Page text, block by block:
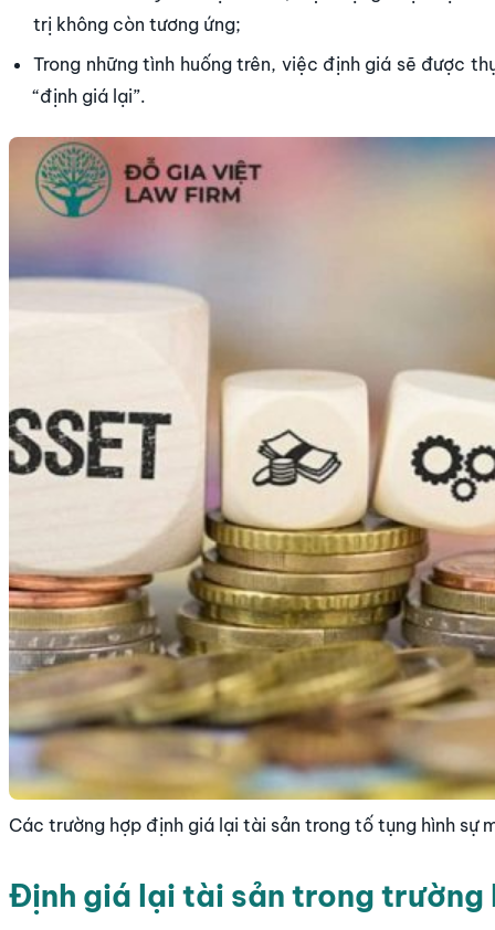
trị không còn tương ứng;
Trong những tình huống trên, việc định giá sẽ được
“định giá lại”.
Các trường hợp định giá lại tài sản trong tố tụng hình sự
Định giá lại tài sản trong trường